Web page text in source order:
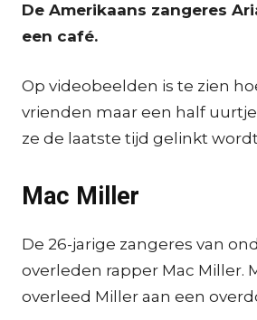
De Amerikaans zangeres
een café.
Op videobeelden is te zien
vrienden maar een half
ze de laatste tijd gelinkt
Mac Miller
De 26-jarige zangeres van
overleden rapper Mac Miller.
overleed Miller aan een